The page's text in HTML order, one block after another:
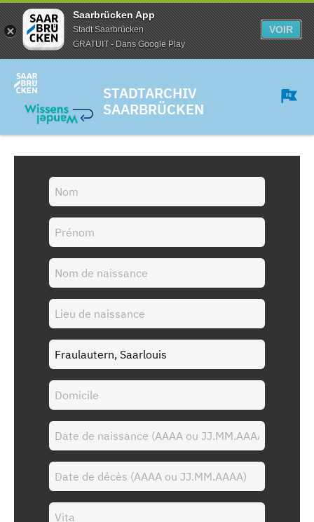
Saarbrücken App
Stadt Saarbrücken
GRATUIT - Dans Google Play
VOIR
STADTARCHIV
SAARBRÜCKEN